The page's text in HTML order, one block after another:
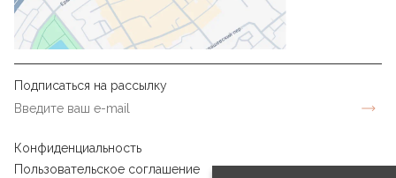
Подписаться на рассылку
Конфиденциальность
Пользовательское соглашение